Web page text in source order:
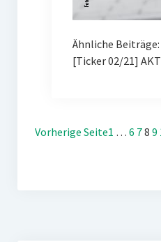
Ähnliche
[Ticker 02/21]
Vorherige Seite1 … 6 78 9